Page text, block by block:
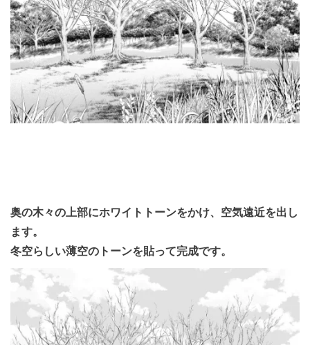
奥の木々の上部にホワイトトーンをかけ、空気遠近を出し
ます。
冬空らしい薄空のトーンを貼って完成です。